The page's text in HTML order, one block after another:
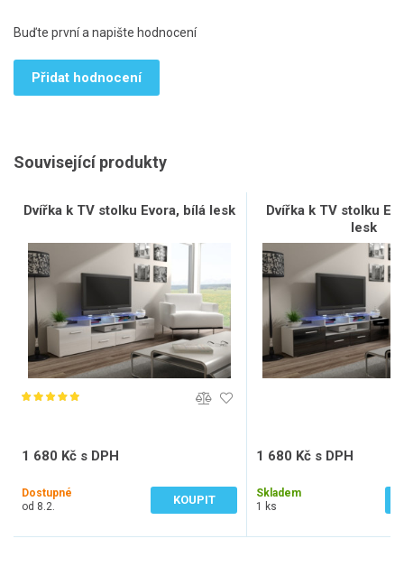
Buďte první a napište hodnocení
Přidat hodnocení
Související produkty
Dvířka k TV stolku Evora, bílá lesk
1 680 Kč s DPH
Dostupné
od 8.2.
KOUPIT
Dvířka k TV stolku
lesk
1 680 Kč s DPH
Skladem
1 ks